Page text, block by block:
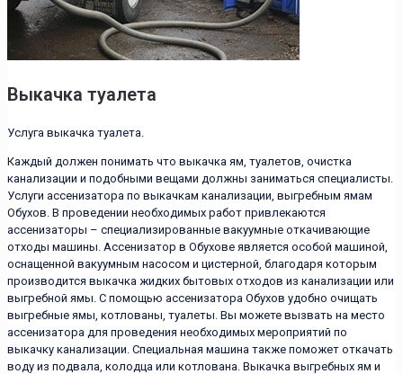
Выкачка туалета
Услуга выкачка туалета.
Каждый должен понимать что выкачка ям, туалетов, очистка
канализации и подобными вещами должны заниматься специалисты.
Услуги ассенизатора по выкачкам канализации, выгребным ямам
Обухов. В проведении необходимых работ привлекаются
ассенизаторы – специализированные вакуумные откачивающие
отходы машины. Ассенизатор в Обухове является особой машиной,
оснащенной вакуумным насосом и цистерной, благодаря которым
производится выкачка жидких бытовых отходов из канализации или
выгребной ямы. С помощью ассенизатора Обухов удобно очищать
выгребные ямы, котлованы, туалеты. Вы можете вызвать на место
ассенизатора для проведения необходимых мероприятий по
выкачку канализации. Специальная машина также поможет откачать
воду из подвала, колодца или котлована. Выкачка выгребных ям и